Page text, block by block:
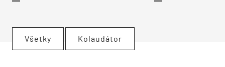
Všetky Kolaudátor